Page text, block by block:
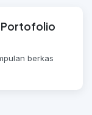
Portofolio
berkas